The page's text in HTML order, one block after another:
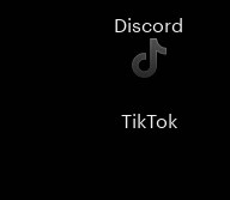
Discord
TikTok